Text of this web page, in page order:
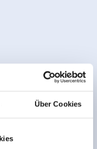
Über Cookies